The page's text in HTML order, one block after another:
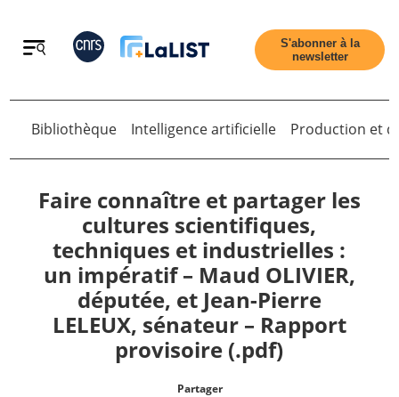
Retour
Accueil
Tous les articles
Qui sommes nous ?
S'abonner à la
newsletter
Retour
Bibliothèque Intelligence artificielle Production et
Faire connaître et partager les
cultures scientifiques,
techniques et industrielles :
un impératif – Maud OLIVIER,
députée, et Jean-Pierre
LELEUX, sénateur – Rapport
provisoire (.pdf)
Partager